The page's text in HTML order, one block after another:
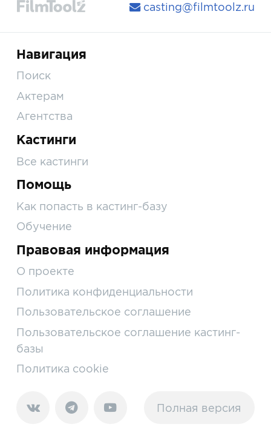
casting@filmtoolz.ru
Навигация
Поиск
Актерам
Агентства
Кастинги
Все кастинги
Помощь
Как попасть в кастинг-базу
Обучение
Правовая информация
О проекте
Политика конфиденциальности
Пользовательское соглашение
Пользовательское соглашение кастинг-
базы
Политика cookie
Полная версия